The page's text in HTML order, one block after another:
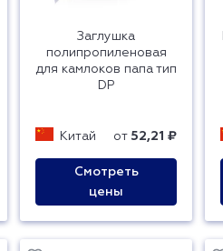
Заглушка
полипропиленовая
для камлоков папа тип
DP
Китай от 52,21 ₽
Смотреть
цены